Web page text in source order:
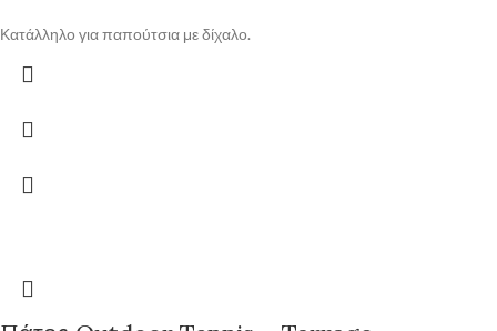
Κατάλληλο για παπούτσια με δίχαλο.